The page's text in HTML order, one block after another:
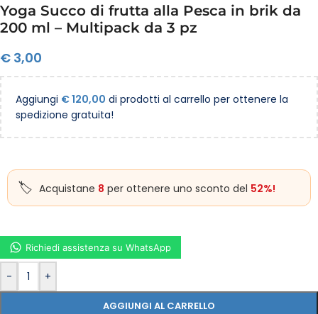
Yoga Succo di frutta alla Pesca in brik da
200 ml – Multipack da 3 pz
€ 3,00
Aggiungi €120,00 di prodotti al carrello per ottenere la
spedizione gratuita!
Acquistane 8 per ottenere uno sconto del 52%!
- +
AGGIUNGI AL CARRELLO
Richiedi assistenza su WhatsApp